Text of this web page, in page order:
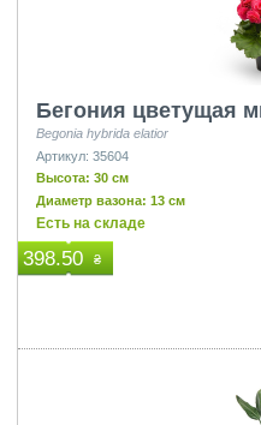
Бегония цветущая
Begonia hybrida elatior
Артикул: 35604
Высота: 30 см
Диаметр вазона: 13 см
Есть на складе
398.50 ₴